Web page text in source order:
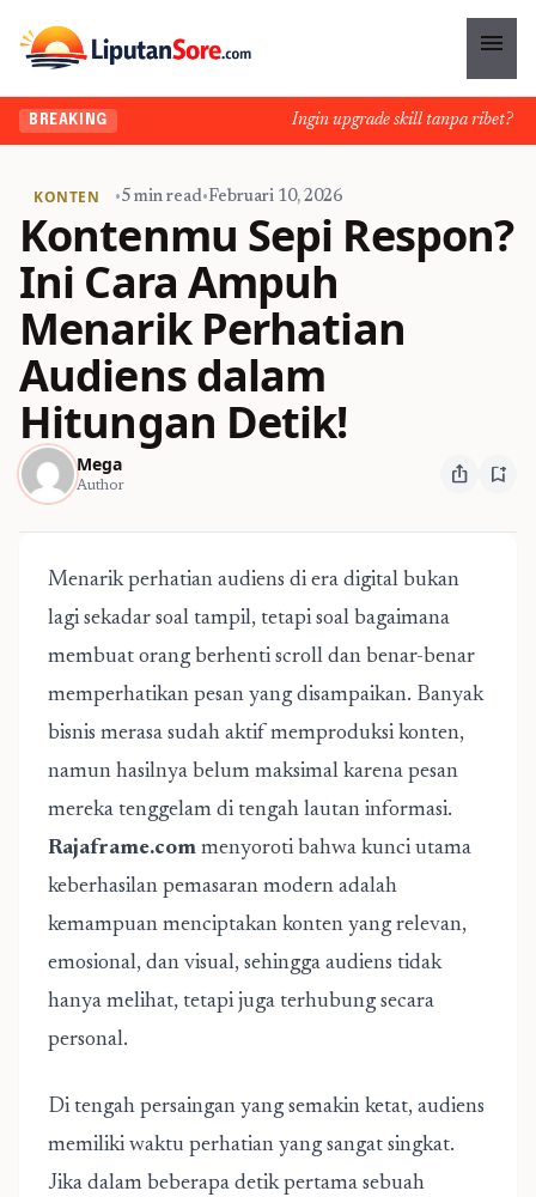
menu
BREAKING Ingin upgrade skill tanpa ribet?
KONTEN •5 min read•Februari 10, 2026
Kontenmu Sepi Respon?
Ini Cara Ampuh
Menarik Perhatian
Audiens dalam
Hitungan Detik!
Mega
Author ios_share bookmark_add
Menarik perhatian audiens di era digital bukan
lagi sekadar soal tampil, tetapi soal bagaimana
membuat orang berhenti scroll dan benar-benar
memperhatikan pesan yang disampaikan. Banyak
bisnis merasa sudah aktif memproduksi konten,
namun hasilnya belum maksimal karena pesan
mereka tenggelam di tengah lautan informasi.
Rajaframe.com menyoroti bahwa kunci utama
keberhasilan pemasaran modern adalah
kemampuan menciptakan konten yang relevan,
emosional, dan visual, sehingga audiens tidak
hanya melihat, tetapi juga terhubung secara
personal.
Di tengah persaingan yang semakin ketat, audiens
memiliki waktu perhatian yang sangat singkat.
Jika dalam beberapa detik pertama sebuah